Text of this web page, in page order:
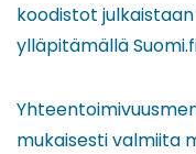
koodistot
ylläpitämällä
mukaisesti valmiita